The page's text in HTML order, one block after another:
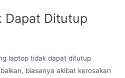
Dapat Ditutup
laptop tidak dapat ditutup
biasanya akibat kerosakan